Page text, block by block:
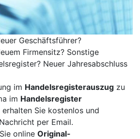
Geschäftsführer?
Firmensitz? Sonstige
Neuer Jahresabschluss
im Handelsregisterauszug zu
im Handelsregister
Sie kostenlos und
per Email.
online Original-